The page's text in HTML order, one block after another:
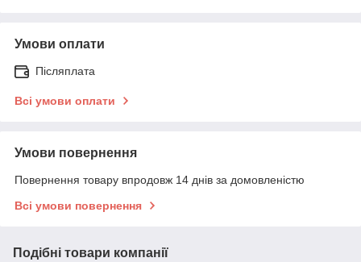
Умови оплати
Післяплата
Всі умови оплати
Умови повернення
Повернення товару впродовж 14 днів за домовленістю
Всі умови повернення
Подібні товари компанії